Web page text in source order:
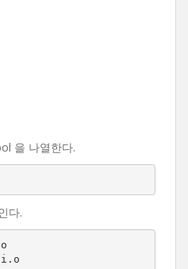
을 나열한다.
다.